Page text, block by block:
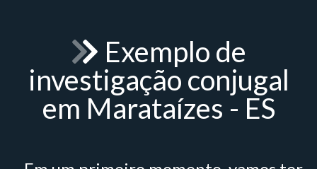
Exemplo de
investigação conjugal
em Marataízes - ES